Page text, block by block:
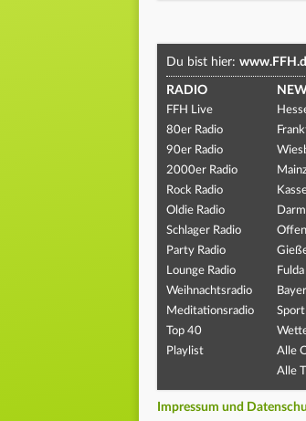
Du bist hier:
RADIO
FFH Live
80er Radio
90er Radio
2000er Radio
Rock Radio
Oldie Radio
Schlager Radio
Party Radio
Lounge Radio
Weihnachtsradio
Meditationsradio
Top 40
Playlist
Sport
Alle
Alle
Impressum und